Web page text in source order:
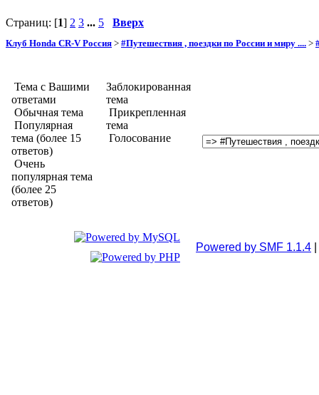
Страниц: [1] 2 3 ... 5 Вверх
Клуб Honda CR-V Россия > #Путешествия , поездки по России и миру .... >
Тема с Вашими
ответами
Обычная тема
Популярная
тема (более 15
ответов)
Очень
популярная тема
(более 25
ответов)
Заблокированная
тема
Прикрепленная
тема
Голосование
Powered by SMF 1.1.4